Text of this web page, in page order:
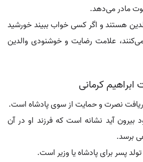
مادر می‌دهد.
هستند و اگر کسی خواب ببیند خورشید
علامت رضایت و خوشنودی والدین
ابراهیم کرمانی
نصرت و حمایت از سوی پادشاه است.
بیرون آید نشانه است که فرزند او در آن
برسد.
پسر برای پادشاه یا وزیر است.